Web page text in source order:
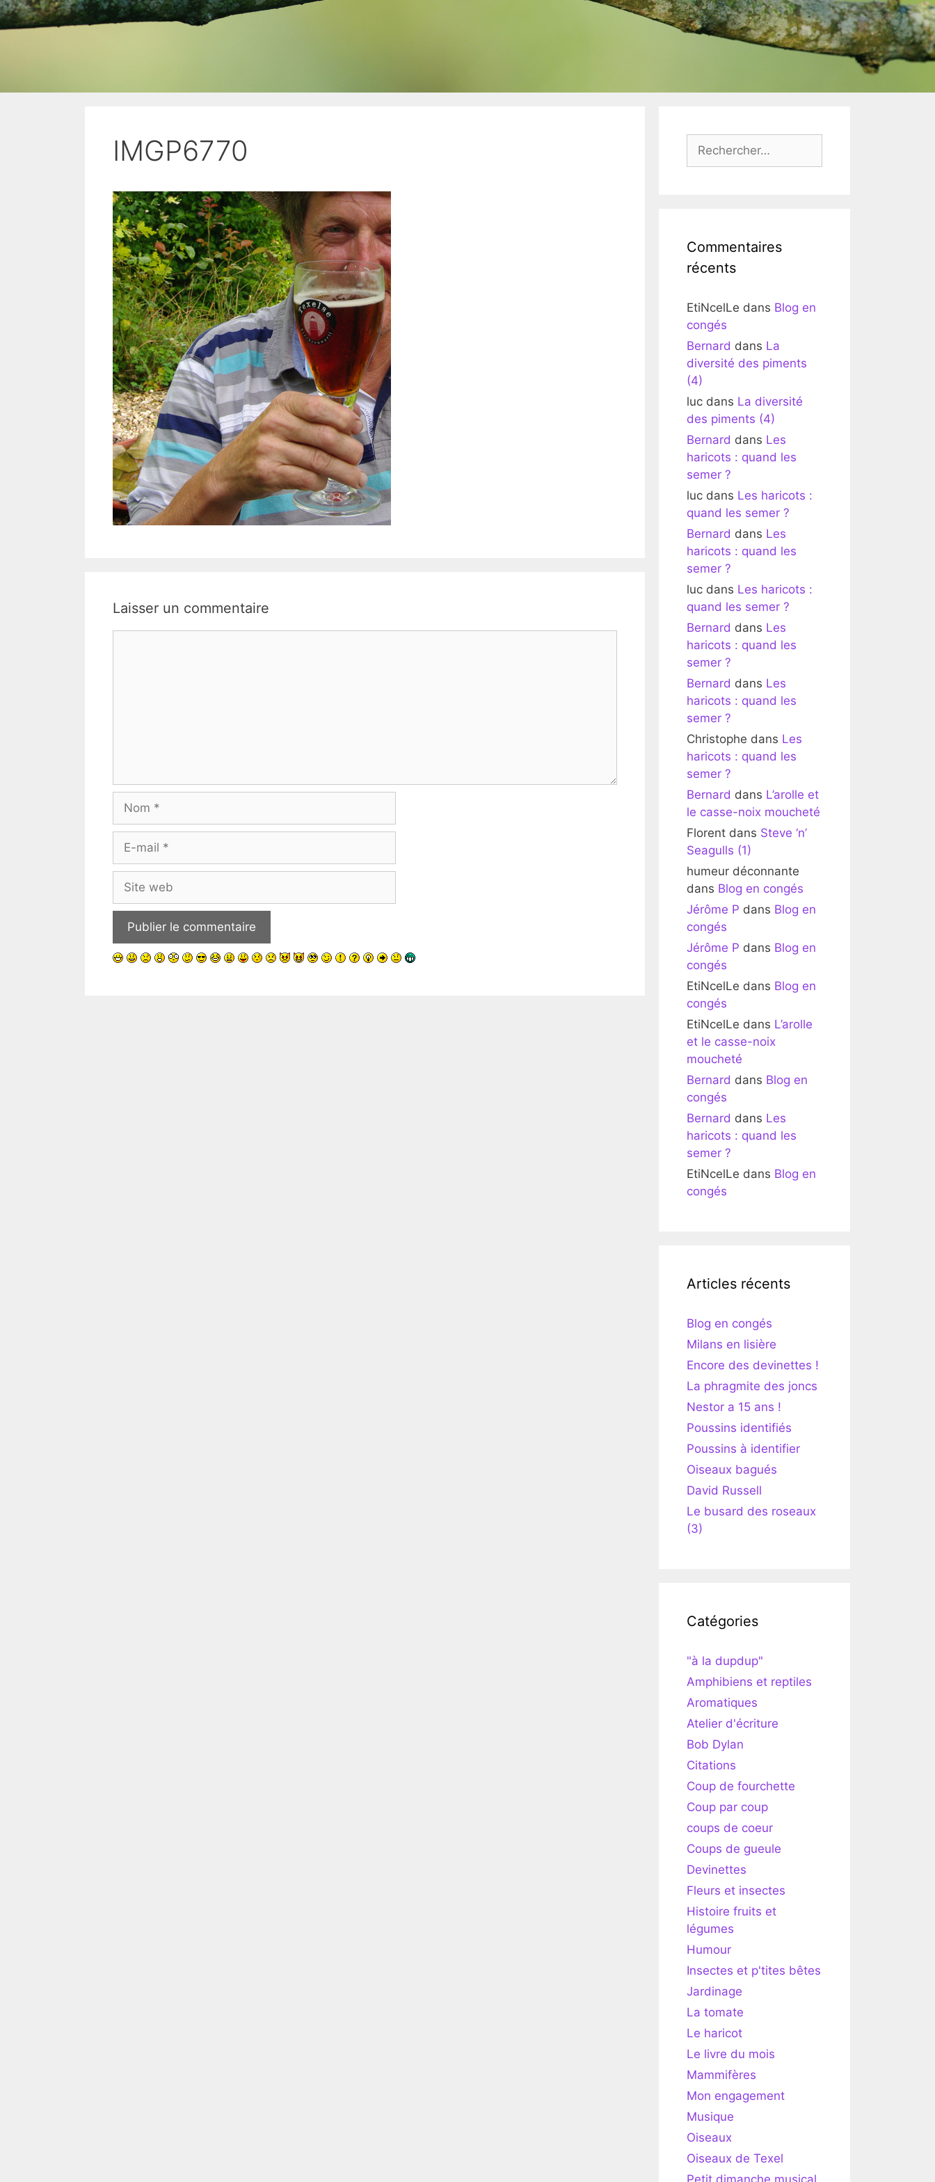
IMGP6770
Laisser un commentaire
mail
web
Commentaires
récents
EtiNcelLe dans Blog en
congés
Bernard dans La
diversité des piments
(4)
luc dans La diversité
des piments (4)
Bernard dans Les
haricots : quand les
semer ?
luc dans Les haricots :
quand les semer ?
Bernard dans Les
haricots : quand les
semer ?
luc dans Les haricots :
quand les semer ?
Bernard dans Les
haricots : quand les
semer ?
Bernard dans Les
haricots : quand les
semer ?
Christophe dans Les
haricots : quand les
semer ?
Bernard dans L’arolle et
le casse-noix moucheté
Florent dans Steve ‘n’
Seagulls (1)
humeur déconnante
dans Blog en congés
Jérôme P dans Blog en
congés
Jérôme P dans Blog en
congés
EtiNcelLe dans Blog en
congés
EtiNcelLe dans L’arolle
et le casse-noix
moucheté
Bernard dans Blog en
congés
Bernard dans Les
haricots : quand les
semer ?
EtiNcelLe dans Blog en
congés
Articles récents
Blog en congés
Milans en lisière
Encore des devinettes !
La phragmite des joncs
Nestor a 15 ans !
Poussins identifiés
Poussins à identifier
Oiseaux bagués
David Russell
Le busard des roseaux
(3)
Catégories
"à la dupdup"
Amphibiens et reptiles
Aromatiques
Atelier d'écriture
Bob Dylan
Citations
Coup de fourchette
Coup par coup
coups de coeur
Coups de gueule
Devinettes
Fleurs et insectes
Histoire fruits et
légumes
Humour
Insectes et p'tites bêtes
Jardinage
La tomate
Le haricot
Le livre du mois
Mammifères
Mon engagement
Musique
Oiseaux
Oiseaux de Texel
Petit dimanche musical